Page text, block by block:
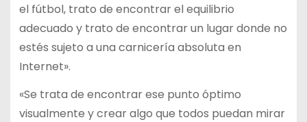
el fútbol, ​​trato de encontrar el equilibrio
adecuado y trato de encontrar un lugar donde no
estés sujeto a una carnicería absoluta en
Internet».
«Se trata de encontrar ese punto óptimo
visualmente y crear algo que todos puedan mirar